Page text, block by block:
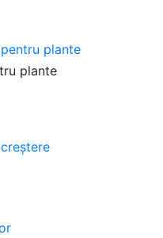
plante
plante